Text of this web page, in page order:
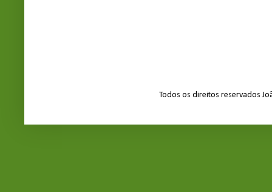
Todos os direitos reservados